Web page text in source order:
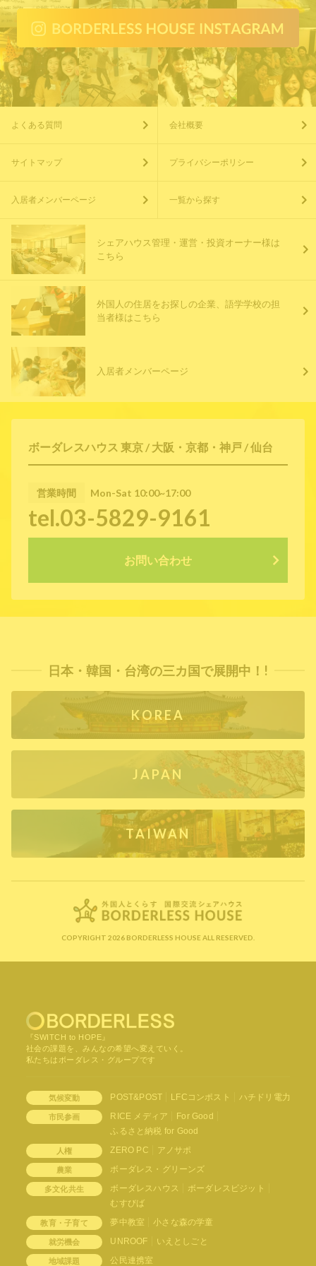
ボーダレスハウス 東京 / 大阪・京都・神戸 / 仙台
営業時間 Mon-Sat 10:00~17:00
tel.03-5829-9161
お問い合わせ
よくある質問 会社概要
サイトマップ プライバシーポリシー
入居者メンバーページ 一覧から探す
シェアハウス管理・運営・投資オーナー様は
こちら
外国人の住居をお探しの企業、語学学校の担
当者様はこちら
入居者メンバーページ
日本・韓国・台湾の三カ国で展開中！!
KOREA
JAPAN
TAIWAN
COPYRIGHT 2026 BORDERLESS HOUSE ALL RESERVED.
『SWITCH to HOPE』
社会の課題を、みんなの希望へ変えていく。
私たちはボーダレス・グループです
気候変動 POST&POST LFCコンポスト ハチドリ電力
市民参画 RICE メディア
For Good
ふるさと納税 for Good
人権 ZERO PC アノサポ
農業 ボーダレス・グリーンズ
多文化共生 ボーダレスハウス
ボーダレスビジット
むすびば
教育・子育て 夢中教室 小さな森の学童
就労機会 UNROOF いえとしごと
地域課題 公民連携室